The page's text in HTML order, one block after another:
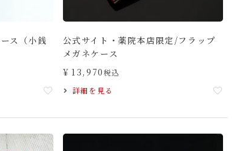
ス（小銭
公式サイト・薬院本店限定/フラップ
メガネケース
¥ 13,970税込
詳細を見る